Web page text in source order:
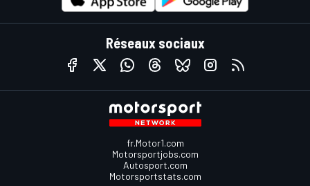
Réseaux sociaux
fr.Motor1.com
Motorsportjobs.com
Autosport.com
Motorsportstats.com